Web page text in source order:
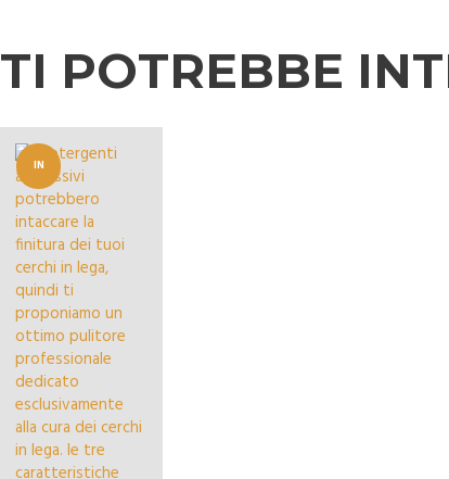
TI POTREBBE
IN
OFFERT
A!